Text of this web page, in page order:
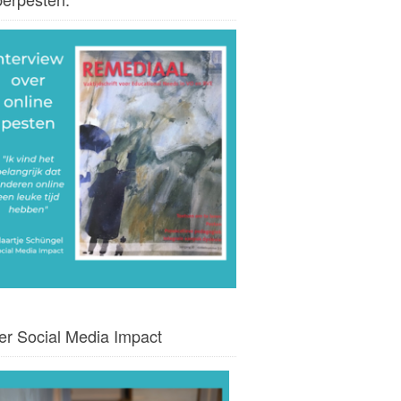
Social Media Impact